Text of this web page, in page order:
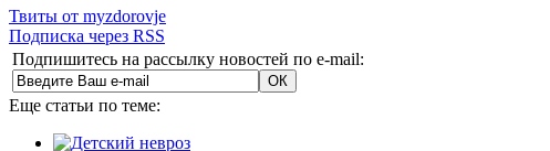
Твиты от myzdorovje
Подписка через RSS
Подпишитесь на рассылку новостей по e-mail:
Еще статьи по теме: